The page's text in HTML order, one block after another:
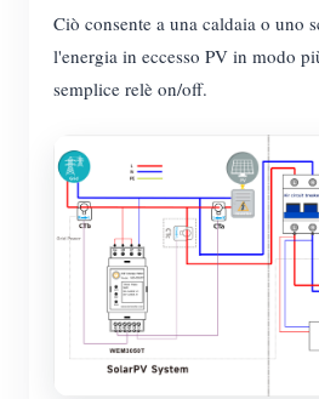
Ciò consente a una caldaia o uno
l'energia in eccesso PV in modo
semplice relè on/off.